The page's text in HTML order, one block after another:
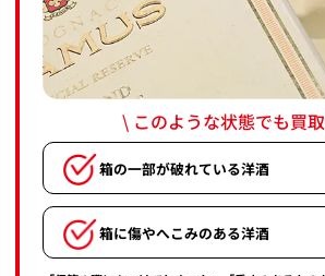
\ このような状態でも買
箱の一部が破れている洋酒
箱に傷やへこみのある洋酒